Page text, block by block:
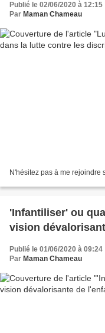
Publié le 02/06/2020 à 12:15
Par Maman Chameau
N'hésitez pas à me rejoindre
'Infantiliser' ou
vision
Publié le 01/06/2020 à 09:24
Par Maman Chameau